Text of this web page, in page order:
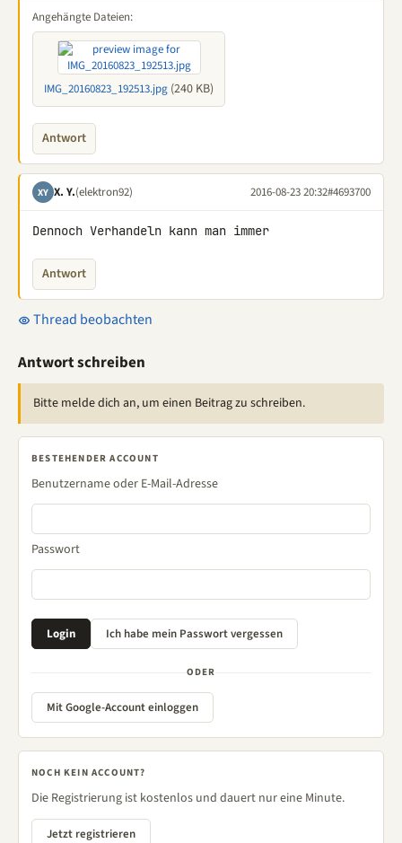
Angehängte Dateien:
IMG_20160823_192513.jpg (240 KB)
Antwort
XY X. Y.(elektron92) 2016-08-23 20:32#4693700
Dennoch Verhandeln kann man immer
Antwort
Thread beobachten
Antwort schreiben
Bitte melde dich an, um einen Beitrag zu schreiben.
BESTEHENDER ACCOUNT
Benutzername oder E-Mail-Adresse
Passwort
ODER
Mit Google-Account einloggen
NOCH KEIN ACCOUNT?
Die Registrierung ist kostenlos und dauert nur eine Minute.
Jetzt registrieren